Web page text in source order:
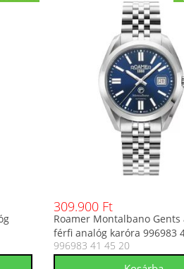
309.900 Ft
Roamer Montalbano Gents
férfi analóg karóra 996983
996983 41 45 20